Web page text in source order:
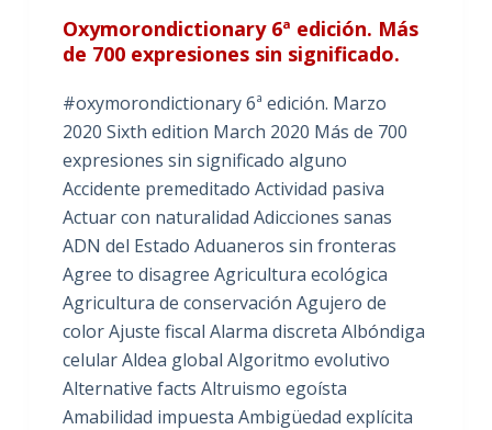
Oxymorondictionary 6ª edición. Más
de 700 expresiones sin significado.
#oxymorondictionary 6ª edición. Marzo
2020 Sixth edition March 2020 Más de 700
expresiones sin significado alguno
Accidente premeditado Actividad pasiva
Actuar con naturalidad Adicciones sanas
ADN del Estado Aduaneros sin fronteras
Agree to disagree Agricultura ecológica
Agricultura de conservación Agujero de
color Ajuste fiscal Alarma discreta Albóndiga
celular Aldea global Algoritmo evolutivo
Alternative facts Altruismo egoísta
Amabilidad impuesta Ambigüedad explícita